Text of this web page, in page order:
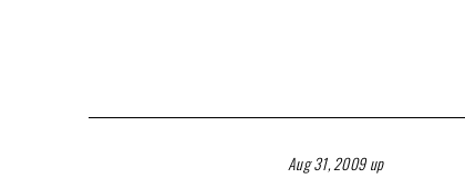
Aug 31, 2009 up